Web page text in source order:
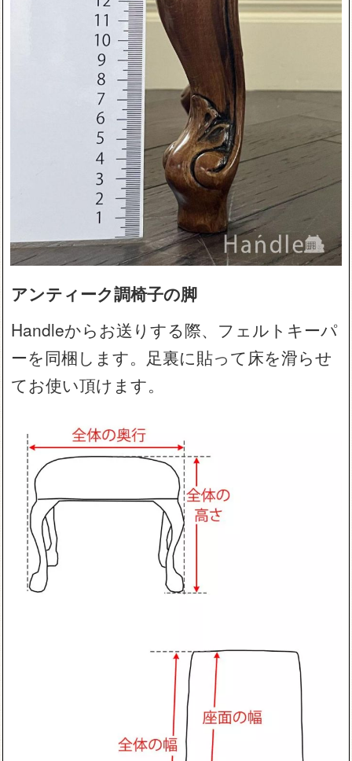
アンティーク調椅子の脚
Handleからお送りする際、フェルトキーパ
ーを同梱します。足裏に貼って床を滑らせ
てお使い頂けます。